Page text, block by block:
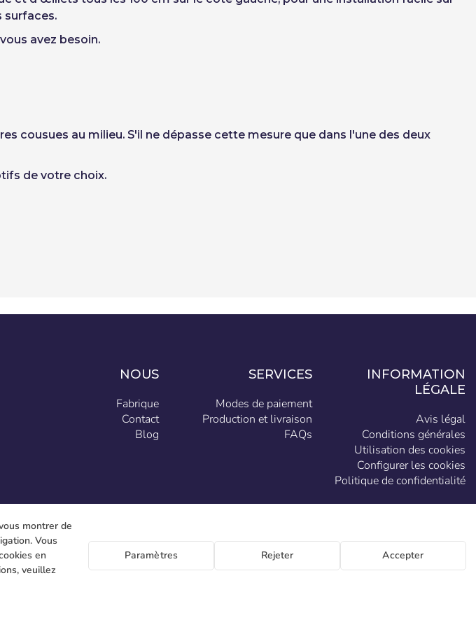
surfaces.
avez besoin.
cousues au milieu. S'il ne dépasse cette mesure que dans l'une des deux
de votre choix.
NOUS
Fabrique
Contact
Blog
SERVICES
Modes de paiement
Production et livraison
FAQs
INFORMATION
LÉGALE
Avis légal
Conditions générales
Utilisation des cookies
Configurer les cookies
Politique de confidentialité
montrer de
Vous
en
veuillez
Paramètres Rejeter Accepter